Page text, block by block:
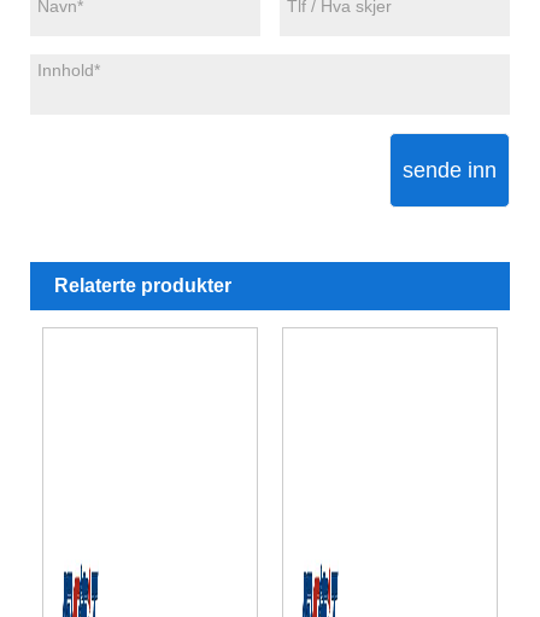
sende inn
Relaterte produkter